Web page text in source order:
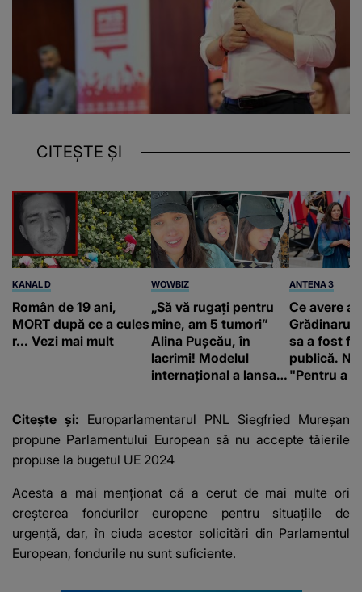
CITEȘTE ȘI
KANAL D
Român de 19 ani,
MORT după ce a cules
r... Vezi mai mult
WOWBIZ
„Să vă rugați pentru
mine, am 5 tumori”
Alina Pușcău, în
lacrimi! Modelul
internațional a lansat
o boală gravă
ANTENA 3
Ce avere
Grădinaru.
sa a fost
publică.
"Pentru a
Citește și: Europarlamentarul PNL Siegfried Mureșan
propune Parlamentului European să nu accepte tăierile
propuse la bugetul UE 2024
Acesta a mai menționat că a cerut de mai multe ori
creșterea fondurilor europene pentru situațiile de
urgență, dar, în ciuda acestor solicitări din Parlamentul
European, fondurile nu sunt suficiente.